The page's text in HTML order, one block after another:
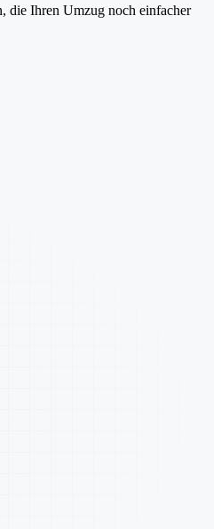
die Ihren Umzug noch einfacher